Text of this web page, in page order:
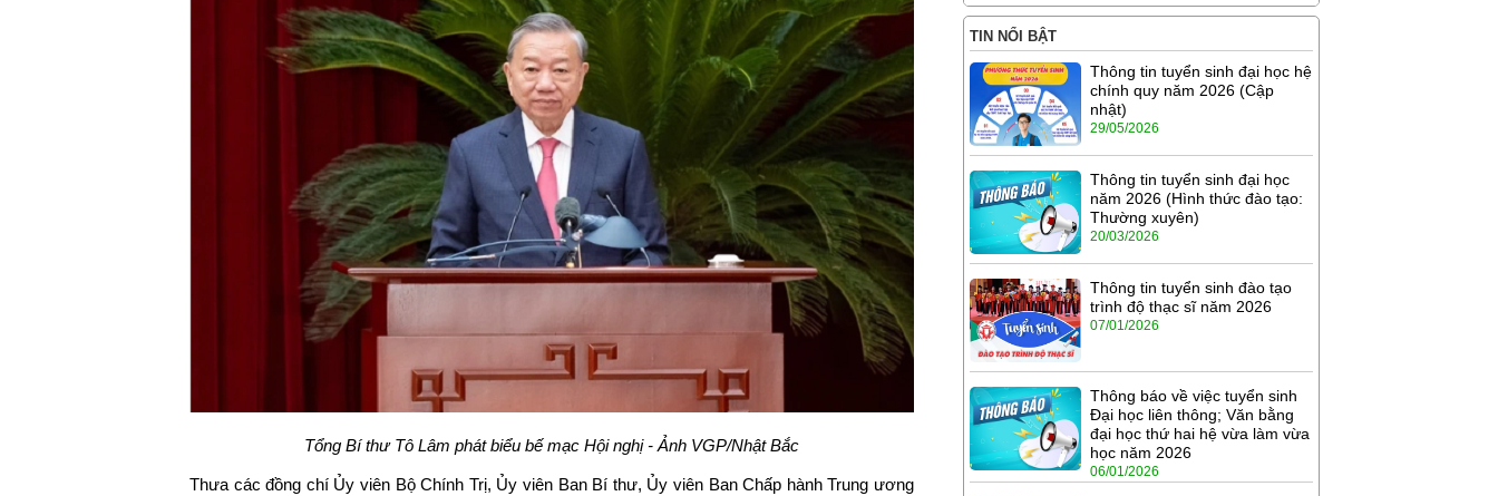
Tổng Bí thư Tô Lâm phát biểu bế mạc Hội nghị - Ảnh VGP/Nhật Bắc
Thưa các đồng chí Ủy viên Bộ Chính Trị, Ủy viên Ban Bí thư, Ủy viên Ban Chấp hành Trung ương
TIN NỔI BẬT
Thông tin tuyển sinh đại học hệ
chính quy năm 2026 (Cập
nhật)
29/05/2026
Thông tin tuyển sinh đại học
năm 2026 (Hình thức đào tạo:
Thường xuyên)
20/03/2026
Thông tin tuyển sinh đào tạo
trình độ thạc sĩ năm 2026
07/01/2026
Thông báo về việc tuyển sinh
Đại học liên thông; Văn bằng
đại học thứ hai hệ vừa làm vừa
học năm 2026
06/01/2026